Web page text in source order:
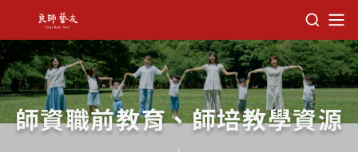
教育部師資培育及藝術教育司 良師藝友
師資職前教育、師培教學資源